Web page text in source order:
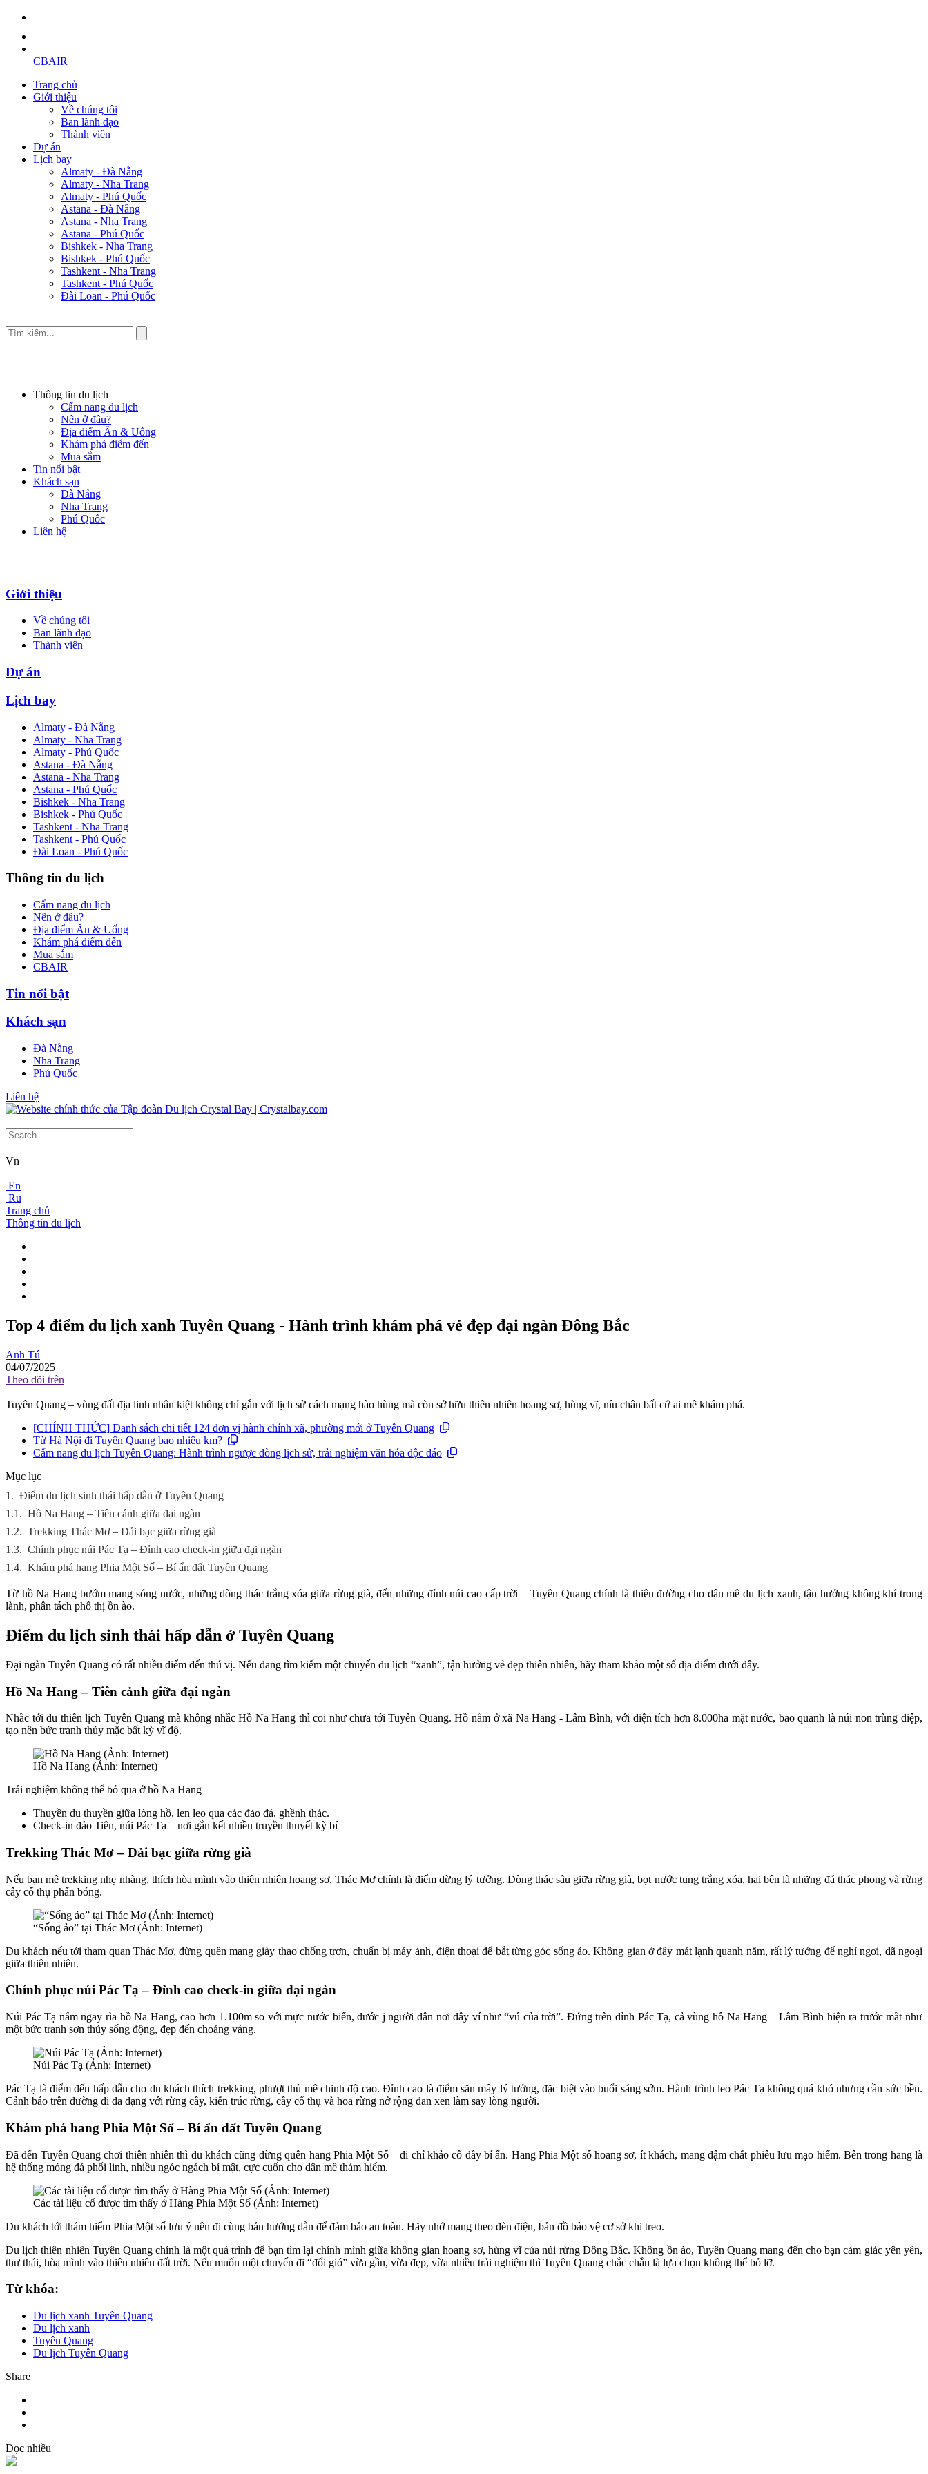
CBAIR
Trang chủ
Giới thiệu
Về chúng tôi
Ban lãnh đạo
Thành viên
Dự án
Lịch bay
Almaty - Đà Nẵng
Almaty - Nha Trang
Almaty - Phú Quốc
Astana - Đà Nẵng
Astana - Nha Trang
Astana - Phú Quốc
Bishkek - Nha Trang
Bishkek - Phú Quốc
Tashkent - Nha Trang
Tashkent - Phú Quốc
Đài Loan - Phú Quốc
Thông tin du lịch
Cẩm nang du lịch
Nên ở đâu?
Địa điểm Ăn & Uống
Khám phá điểm đến
Mua sắm
Tin nổi bật
Khách sạn
Đà Nẵng
Nha Trang
Phú Quốc
Liên hệ
Giới thiệu
Về chúng tôi
Ban lãnh đạo
Thành viên
Dự án
Lịch bay
Almaty - Đà Nẵng
Almaty - Nha Trang
Almaty - Phú Quốc
Astana - Đà Nẵng
Astana - Nha Trang
Astana - Phú Quốc
Bishkek - Nha Trang
Bishkek - Phú Quốc
Tashkent - Nha Trang
Tashkent - Phú Quốc
Đài Loan - Phú Quốc
Thông tin du lịch
Cẩm nang du lịch
Nên ở đâu?
Địa điểm Ăn & Uống
Khám phá điểm đến
Mua sắm
CBAIR
Tin nổi bật
Khách sạn
Đà Nẵng
Nha Trang
Phú Quốc
Liên hệ
Vn
En
Ru
Trang chủ
Thông tin du lịch
Top 4 điểm du lịch xanh Tuyên Quang - Hành trình khám phá vẻ đẹp đại ngàn Đông Bắc
Anh Tú
04/07/2025
Theo dõi trên
Tuyên Quang – vùng đất địa linh nhân kiệt không chỉ gắn với lịch sử cách mạng hào hùng mà còn sở hữu thiên nhiên hoang sơ, hùng vĩ, níu chân bất cứ ai mê khám phá.
[CHÍNH THỨC] Danh sách chi tiết 124 đơn vị hành chính xã, phường mới ở Tuyên Quang
Từ Hà Nội đi Tuyên Quang bao nhiêu km?
Cẩm nang du lịch Tuyên Quang: Hành trình ngược dòng lịch sử, trải nghiệm văn hóa độc đáo
Mục lục
1. Điểm du lịch sinh thái hấp dẫn ở Tuyên Quang
1.1. Hồ Na Hang – Tiên cảnh giữa đại ngàn
1.2. Trekking Thác Mơ – Dải bạc giữa rừng già
1.3. Chính phục núi Pác Tạ – Đỉnh cao check-in giữa đại ngàn
1.4. Khám phá hang Phia Một Số – Bí ẩn đất Tuyên Quang
Từ hồ Na Hang bướm mang sóng nước, những dòng thác trắng xóa giữa rừng già, đến những đỉnh núi cao cấp trời – Tuyên Quang chính là thiên đường cho dân mê du lịch xanh, tận hưởng không khí trong
lành, phân tách phố thị ồn ào.
Điểm du lịch sinh thái hấp dẫn ở Tuyên Quang
Đại ngàn Tuyên Quang có rất nhiều điểm đến thú vị. Nếu đang tìm kiếm một chuyến du lịch “xanh”, tận hưởng vẻ đẹp thiên nhiên, hãy tham khảo một số địa điểm dưới đây.
Hồ Na Hang – Tiên cảnh giữa đại ngàn
Nhắc tới du thiên lịch Tuyên Quang mà không nhắc Hồ Na Hang thì coi như chưa tới Tuyên Quang. Hồ nằm ở xã Na Hang - Lâm Bình, với diện tích hơn 8.000ha mặt nước, bao quanh là núi non trùng điệp,
tạo nên bức tranh thủy mặc bất kỳ vĩ độ.
Hồ Na Hang (Ảnh: Internet)
Trải nghiệm không thể bỏ qua ở hồ Na Hang
Thuyền du thuyền giữa lòng hồ, len leo qua các đảo đá, ghềnh thác.
Check-in đảo Tiên, núi Pác Tạ – nơi gắn kết nhiều truyền thuyết kỳ bí
Trekking Thác Mơ – Dải bạc giữa rừng già
Nếu bạn mê trekking nhẹ nhàng, thích hòa mình vào thiên nhiên hoang sơ, Thác Mơ chính là điểm dừng lý tưởng. Dòng thác sâu giữa rừng già, bọt nước tung trắng xóa, hai bên là những đá thác phong và rừng
cây cổ thụ phấn bóng.
“Sống ảo” tại Thác Mơ (Ảnh: Internet)
Du khách nếu tới tham quan Thác Mơ, đừng quên mang giày thao chống trơn, chuẩn bị máy ảnh, điện thoại để bắt từng góc sống ảo. Không gian ở đây mát lạnh quanh năm, rất lý tưởng để nghỉ ngơi, dã ngoại
giữa thiên nhiên.
Chính phục núi Pác Tạ – Đỉnh cao check-in giữa đại ngàn
Núi Pác Tạ nằm ngay rìa hồ Na Hang, cao hơn 1.100m so với mực nước biển, đước j người dân nơi đây ví như “vú của trời”. Đứng trên đỉnh Pác Tạ, cả vùng hồ Na Hang – Lâm Bình hiện ra trước mắt như
một bức tranh sơn thủy sống động, đẹp đến choáng váng.
Núi Pác Tạ (Ảnh: Internet)
Pác Tạ là điểm đến hấp dẫn cho du khách thích trekking, phượt thủ mê chinh độ cao. Đỉnh cao là điểm săn mây lý tưởng, đặc biệt vào buổi sáng sớm. Hành trình leo Pác Tạ không quá khó nhưng cần sức bền.
Cảnh báo trên đường đi đa dạng với rừng cây, kiến trúc rừng, cây cổ thụ và hoa rừng nở rộng đan xen làm say lòng người.
Khám phá hang Phia Một Số – Bí ẩn đất Tuyên Quang
Đã đến Tuyên Quang chơi thiên nhiên thì du khách cũng đừng quên hang Phia Một Số – di chỉ khảo cổ đầy bí ẩn. Hang Phia Một số hoang sơ, ít khách, mang đậm chất phiêu lưu mạo hiểm. Bên trong hang là
hệ thống móng đá phổi linh, nhiều ngóc ngách bí mật, cực cuốn cho dân mê thám hiểm.
Các tài liệu cổ được tìm thấy ở Hàng Phia Một Số (Ảnh: Internet)
Du khách tới thám hiểm Phia Một số lưu ý nên đi cùng bản hướng dẫn để đảm bảo an toàn. Hãy nhớ mang theo đèn điện, bản đồ bảo vệ cơ sở khi treo.
Du lịch thiên nhiên Tuyên Quang chính là một quá trình để bạn tìm lại chính mình giữa không gian hoang sơ, hùng vĩ của núi rừng Đông Bắc. Không ồn ào, Tuyên Quang mang đến cho bạn cảm giác yên yên,
thư thái, hòa mình vào thiên nhiên đất trời. Nếu muốn một chuyến đi “đổi gió” vừa gần, vừa đẹp, vừa nhiều trải nghiệm thì Tuyên Quang chắc chắn là lựa chọn không thể bỏ lỡ.
Từ khóa:
Du lịch xanh Tuyên Quang
Du lịch xanh
Tuyên Quang
Du lịch Tuyên Quang
Share
Đọc nhiều